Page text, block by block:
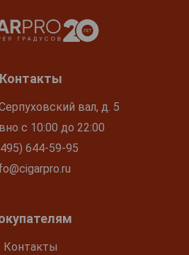
Контакты
вал, д. 5
с 10:00 до 22:00
644-59-95
Контакты